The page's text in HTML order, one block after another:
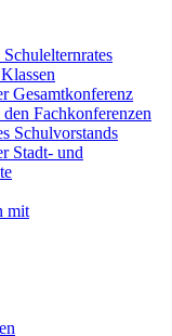
Gesamtkonferenz
Fachkonferenzen
Schulvorstands
Stadt- und
mit